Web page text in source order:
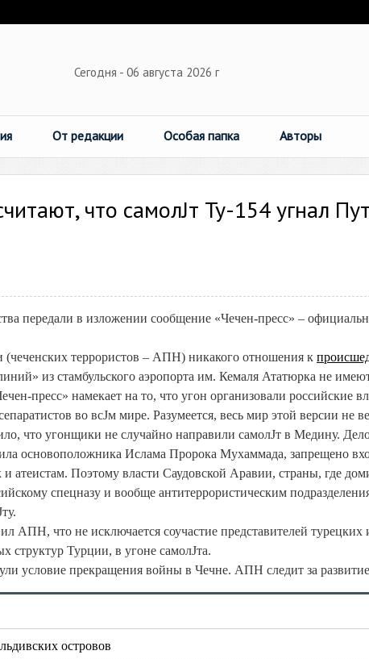
Сегодня - 06 августа 2026 г
От редакции Особая папка Авторы
что самолЈт Ту-154 угнал
передали в изложении сообщение «Чечен-пресс» –
террористов – АПН) никакого отношения к
из стамбульского аэропорта им. Кемаля Ататюрка не
пресс» намекает на то, что угон организовали российские
во всЈм мире. Разумеется, весь мир этой версии не
что угонщики не случайно направили самолЈт в Медину.
основоположника Ислама Пророка Мухаммада, запрещено
атеистам. Поэтому власти Саудовской Аравии, страны, где
спецназу и вообще антитеррористическим
АПН, что не исключается соучастие представителей турецких
структур Турции, в угоне самолЈта.
условие прекращения войны в Чечне. АПН следит за
островов